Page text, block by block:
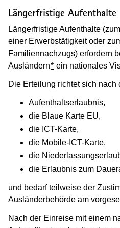
Längerfristige Aufenthalte
Längerfristige Aufenthalte
einer Erwerbstätigkeit oder
Familiennachzugs) erfordern
Ausländern* ein nationales
Die Erteilung richtet sich nach
Aufenthaltserlaubnis,
die Blaue Karte EU,
die ICT-Karte,
die Mobile-ICT-Karte,
die
die Erlaubnis zum
und bedarf teilweise der
Ausländerbehörde am
Nach der Einreise mit einem